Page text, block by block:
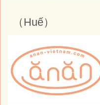
（Huế）